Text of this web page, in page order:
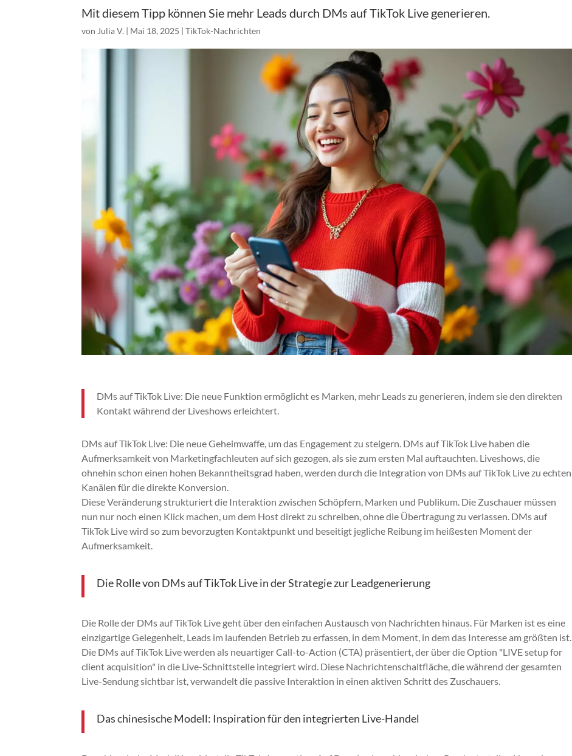
Mit diesem Tipp können Sie mehr Leads durch DMs auf TikTok Live generieren.
von Julia V. | Mai 18, 2025 |TikTok-Nachrichten
DMs auf TikTok Live: Die neue Funktion ermöglicht es Marken, mehr Leads zu generieren, indem sie den direkten
Kontakt während der Liveshows erleichtert.
DMs auf TikTok Live: Die neue Geheimwaffe, um das Engagement zu steigern. DMs auf TikTok Live haben die
Aufmerksamkeit von Marketingfachleuten auf sich gezogen, als sie zum ersten Mal auftauchten. Liveshows, die
ohnehin schon einen hohen Bekanntheitsgrad haben, werden durch die Integration von DMs auf TikTok Live zu echten
Kanälen für die direkte Konversion.
Diese Veränderung strukturiert die Interaktion zwischen Schöpfern, Marken und Publikum. Die Zuschauer müssen
nun nur noch einen Klick machen, um dem Host direkt zu schreiben, ohne die Übertragung zu verlassen. DMs auf
TikTok Live wird so zum bevorzugten Kontaktpunkt und beseitigt jegliche Reibung im heißesten Moment der
Aufmerksamkeit.
Die Rolle von DMs auf TikTok Live in der Strategie zur Leadgenerierung
Die Rolle der DMs auf TikTok Live geht über den einfachen Austausch von Nachrichten hinaus. Für Marken ist es eine
einzigartige Gelegenheit, Leads im laufenden Betrieb zu erfassen, in dem Moment, in dem das Interesse am größten ist.
Die DMs auf TikTok Live werden als neuartiger Call-to-Action (CTA) präsentiert, der über die Option "LIVE setup for
client acquisition" in die Live-Schnittstelle integriert wird. Diese Nachrichtenschaltfläche, die während der gesamten
Live-Sendung sichtbar ist, verwandelt die passive Interaktion in einen aktiven Schritt des Zuschauers.
Das chinesische Modell: Inspiration für den integrierten Live-Handel